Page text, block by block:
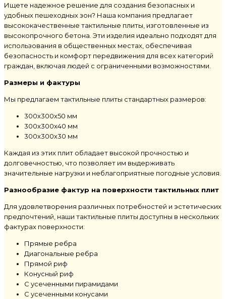
Ищете надежное решение для создания безопасных и
удобных пешеходных зон? Наша компания предлагает
высококачественные тактильные плиты, изготовленные из
высокопрочного бетона. Эти изделия идеально подходят для
использования в общественных местах, обеспечивая
безопасность и комфорт передвижения для всех категорий
граждан, включая людей с ограниченными возможностями.
Размеры и фактуры
Мы предлагаем тактильные плиты стандартных размеров:
300х300х50 мм
300х300х40 мм
300х300х30 мм
Каждая из этих плит обладает высокой прочностью и
долговечностью, что позволяет им выдерживать
значительные нагрузки и неблагоприятные погодные условия.
Разнообразие фактур на поверхности тактильных плит
Для удовлетворения различных потребностей и эстетических
предпочтений, наши тактильные плиты доступны в нескольких
фактурах поверхности:
Прямые ребра
Диагональные ребра
Прямой риф
Конусный риф
С усеченными пирамидами
С усеченными конусами